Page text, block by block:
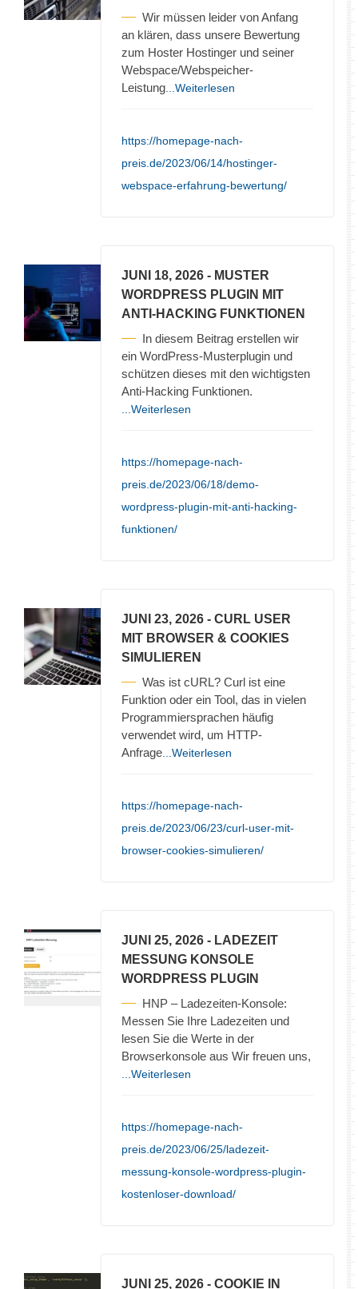
Wir müssen leider von Anfang
an klären, dass unsere Bewertung
zum Hoster Hostinger und seiner
Webspace/Webspeicher-
Leistung ...Weiterlesen
https://homepage-nach-
preis.de/2023/06/14/hostinger-
webspace-erfahrung-bewertung/
JUNI 18, 2026 - MUSTER
WORDPRESS PLUGIN MIT
ANTI-HACKING FUNKTIONEN
In diesem Beitrag erstellen wir
ein WordPress-Musterplugin und
schützen dieses mit den wichtigsten
Anti-Hacking Funktionen.
...Weiterlesen
https://homepage-nach-
preis.de/2023/06/18/demo-
wordpress-plugin-mit-anti-hacking-
funktionen/
JUNI 23, 2026 - CURL USER
MIT BROWSER & COOKIES
SIMULIEREN
Was ist cURL? Curl ist eine
Funktion oder ein Tool, das in vielen
Programmiersprachen häufig
verwendet wird, um HTTP-
Anfrage ...Weiterlesen
https://homepage-nach-
preis.de/2023/06/23/curl-user-mit-
browser-cookies-simulieren/
JUNI 25, 2026 - LADEZEIT
MESSUNG KONSOLE
WORDPRESS PLUGIN
HNP – Ladezeiten-Konsole:
Messen Sie Ihre Ladezeiten und
lesen Sie die Werte in der
Browserkonsole aus Wir freuen uns,
...Weiterlesen
https://homepage-nach-
preis.de/2023/06/25/ladezeit-
messung-konsole-wordpress-plugin-
kostenloser-download/
JUNI 25, 2026 - COOKIE IN